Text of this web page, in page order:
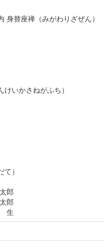
身替座禅（みがわりざぜん）
けいかさねがふち）
）
郎
郎
生